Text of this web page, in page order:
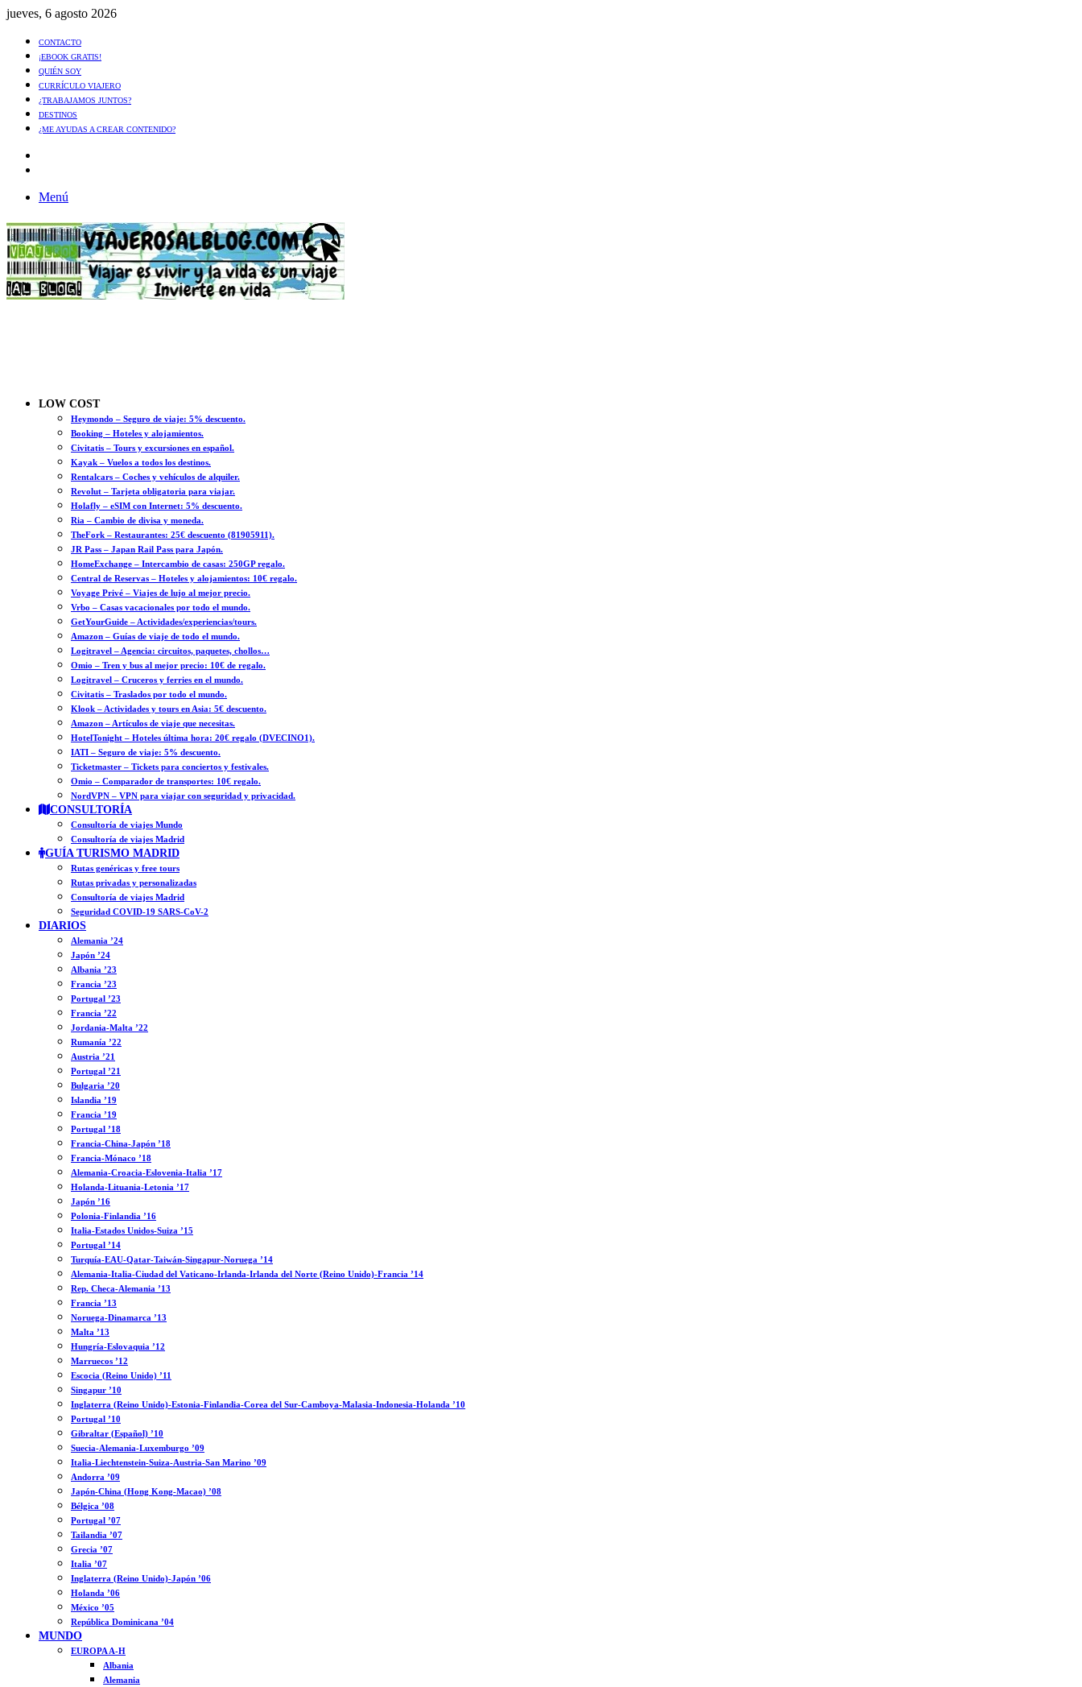
jueves, 6 agosto 2026
CONTACTO
¡EBOOK GRATIS!
QUIÉN SOY
CURRÍCULO VIAJERO
¿TRABAJAMOS JUNTOS?
DESTINOS
¿ME AYUDAS A CREAR CONTENIDO?
Menú
LOW COST
Heymondo – Seguro de viaje: 5% descuento.
Booking – Hoteles y alojamientos.
Civitatis – Tours y excursiones en español.
Kayak – Vuelos a todos los destinos.
Rentalcars – Coches y vehículos de alquiler.
Revolut – Tarjeta obligatoria para viajar.
Holafly – eSIM con Internet: 5% descuento.
Ria – Cambio de divisa y moneda.
TheFork – Restaurantes: 25€ descuento (81905911).
JR Pass – Japan Rail Pass para Japón.
HomeExchange – Intercambio de casas: 250GP regalo.
Central de Reservas – Hoteles y alojamientos: 10€ regalo.
Voyage Privé – Viajes de lujo al mejor precio.
Vrbo – Casas vacacionales por todo el mundo.
GetYourGuide – Actividades/experiencias/tours.
Amazon – Guías de viaje de todo el mundo.
Logitravel – Agencia: circuitos, paquetes, chollos…
Omio – Tren y bus al mejor precio: 10€ de regalo.
Logitravel – Cruceros y ferries en el mundo.
Civitatis – Traslados por todo el mundo.
Klook – Actividades y tours en Asia: 5€ descuento.
Amazon – Artículos de viaje que necesitas.
HotelTonight – Hoteles última hora: 20€ regalo (DVECINO1).
IATI – Seguro de viaje: 5% descuento.
Ticketmaster – Tickets para conciertos y festivales.
Omio – Comparador de transportes: 10€ regalo.
NordVPN – VPN para viajar con seguridad y privacidad.
CONSULTORÍA
Consultoría de viajes Mundo
Consultoría de viajes Madrid
GUÍA TURISMO MADRID
Rutas genéricas y free tours
Rutas privadas y personalizadas
Consultoría de viajes Madrid
Seguridad COVID-19 SARS-CoV-2
DIARIOS
Alemania ’24
Japón ’24
Albania ’23
Francia ’23
Portugal ’23
Francia ’22
Jordania-Malta ’22
Rumanía ’22
Austria ’21
Portugal ’21
Bulgaria ’20
Islandia ’19
Francia ’19
Portugal ’18
Francia-China-Japón ’18
Francia-Mónaco ’18
Alemania-Croacia-Eslovenia-Italia ’17
Holanda-Lituania-Letonia ’17
Japón ’16
Polonia-Finlandia ’16
Italia-Estados Unidos-Suiza ’15
Portugal ’14
Turquía-EAU-Qatar-Taiwán-Singapur-Noruega ’14
Alemania-Italia-Ciudad del Vaticano-Irlanda-Irlanda del Norte (Reino Unido)-Francia ’14
Rep. Checa-Alemania ’13
Francia ’13
Noruega-Dinamarca ’13
Malta ’13
Hungría-Eslovaquia ’12
Marruecos ’12
Escocia (Reino Unido) ’11
Singapur ’10
Inglaterra (Reino Unido)-Estonia-Finlandia-Corea del Sur-Camboya-Malasia-Indonesia-Holanda ’10
Portugal ’10
Gibraltar (Español) ’10
Suecia-Alemania-Luxemburgo ’09
Italia-Liechtenstein-Suiza-Austria-San Marino ’09
Andorra ’09
Japón-China (Hong Kong-Macao) ’08
Bélgica ’08
Portugal ’07
Tailandia ’07
Grecia ’07
Italia ’07
Inglaterra (Reino Unido)-Japón ’06
Holanda ’06
México ’05
República Dominicana ’04
MUNDO
EUROPA A-H
Albania
Alemania